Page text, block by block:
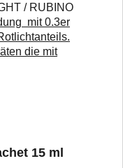
/ RUBINO
mit 0.3er
die mit
15 ml